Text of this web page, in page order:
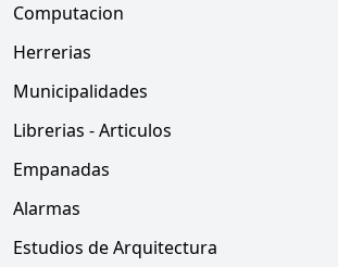
Computacion
Herrerias
Municipalidades
Librerias - Articulos
Empanadas
Alarmas
Estudios de Arquitectura